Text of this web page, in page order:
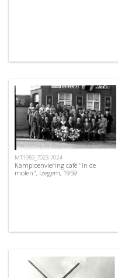
MT1959_7023-7024
Kampioenviering café "In de
molen", Izegem, 1959